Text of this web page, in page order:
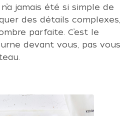
jamais été si simple de
des détails complexes,
parfaite. C’est le
devant vous, pas vous